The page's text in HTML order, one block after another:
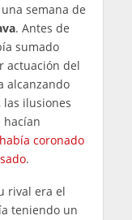
semana de
. Antes de
sumado
actuación del
alcanzando
ilusiones
hacían
coronado
.
rival era el
teniendo un